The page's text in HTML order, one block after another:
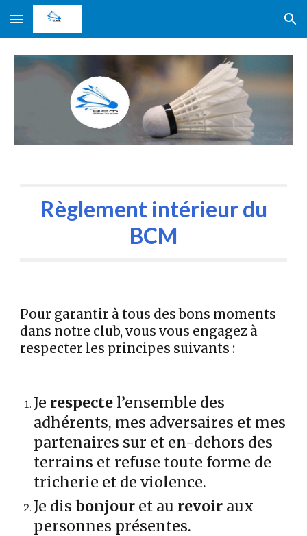
Skip to main content Skip to navigation
Règlement intérieur du
BCM
Pour garantir à tous des bons moments
dans notre club, vous vous engagez à
respecter les principes suivants :
Je respecte l’ensemble des
adhérents, mes adversaires et mes
partenaires sur et en-dehors des
terrains et refuse toute forme de
tricherie et de violence.
Je disbonjour et au revoir aux
personnes présentes.